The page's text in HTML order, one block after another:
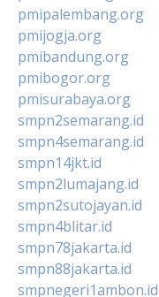
pmipalembang.org
pmijogja.org
pmibandung.org
pmibogor.org
pmisurabaya.org
smpn2semarang.id
smpn4semarang.id
smpn14jkt.id
smpn2lumajang.id
smpn2sutojayan.id
smpn4blitar.id
smpn78jakarta.id
smpn88jakarta.id
smpnegeri1ambon.id